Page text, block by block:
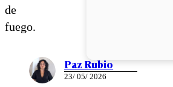
de
fuego.
Paz Rubio
23/ 05/ 2026